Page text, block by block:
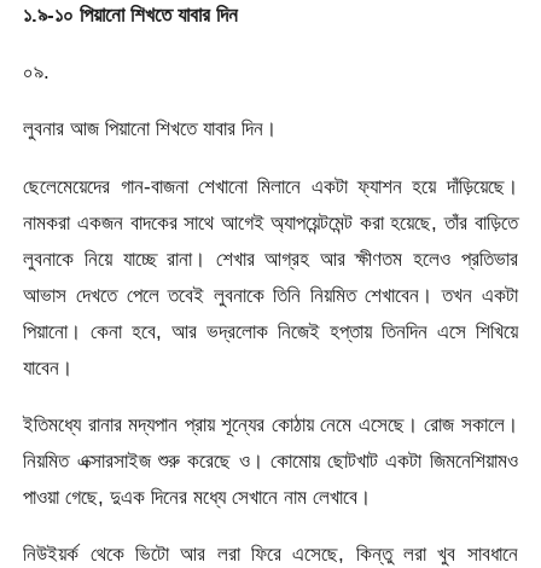
১.৯-১০ পিয়ানো শিখতে যাবার দিন
০৯.
লুবনার আজ পিয়ানো শিখতে যাবার দিন।
ছেলেমেয়েদের গান-বাজনা শেখানো মিলানে একটা ফ্যাশন হয়ে দাঁড়িয়েছে।
নামকরা একজন বাদকের সাথে আগেই অ্যাপয়েন্টমেন্ট করা হয়েছে, তাঁর বাড়িতে
লুবনাকে নিয়ে যাচ্ছে রানা। শেখার আগ্রহ আর ক্ষীণতম হলেও প্রতিভার
আভাস দেখতে পেলে তবেই লুবনাকে তিনি নিয়মিত শেখাবেন। তখন একটা
পিয়ানো। কেনা হবে, আর ভদ্রলোক নিজেই হপ্তায় তিনদিন এসে শিখিয়ে
যাবেন।
ইতিমধ্যে রানার মদ্যপান প্রায় শূন্যের কোঠায় নেমে এসেছে। রোজ সকালে।
নিয়মিত এক্সারসাইজ শুরু করেছে ও। কোমোয় ছোটখাট একটা জিমনেশিয়ামও
পাওয়া গেছে, দুএক দিনের মধ্যে সেখানে নাম লেখাবে।
নিউইয়র্ক থেকে ভিটো আর লরা ফিরে এসেছে, কিন্তু লরা খুব সাবধানে